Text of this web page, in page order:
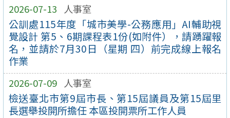
2026-07-13 人事室
公訓處115年度「城市美學-公務應用」AI輔助視
覺設計 第5、6期課程表1份(如附件），請踴躍報
名，並請於7月30日（星期 四）前完成線上報名
作業
2026-07-09 人事室
檢送臺北市第9屆市長、第15屆議員及第15屆里
長選舉投開所擔任 本區投開票所工作人員